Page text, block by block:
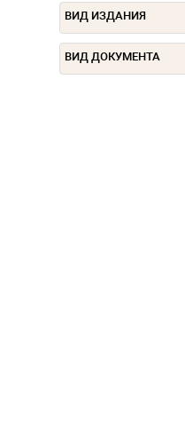
ВИД ИЗДАНИЯ
ВИД ДОКУМЕНТА